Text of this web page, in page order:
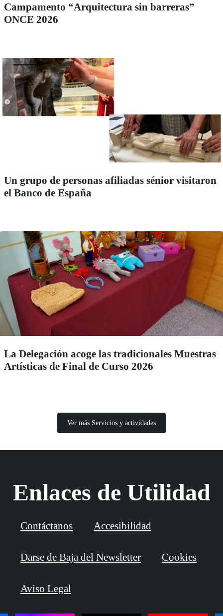
Campamento “Arquitectura sin barreras”
ONCE 2026
Un grupo de personas afiliadas sénior visitaron
el Banco de España
La Delegación acoge las tradicionales Muestras
Artísticas de Final de Curso 2026
Ver más Servicios y actividades
Enlaces de Utilidad
Contáctanos Accesibilidad
Darse de Baja del Newsletter Cookies
Aviso Legal